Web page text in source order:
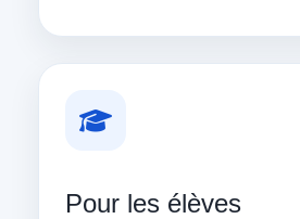
Pour les élèves